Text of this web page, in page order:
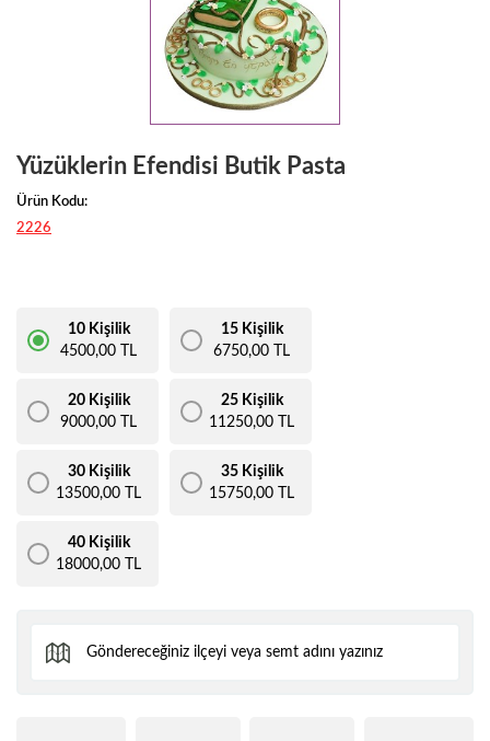
Yüzüklerin Efendisi Butik Pasta
Ürün Kodu:
2226
10 Kişilik
4500,00 TL
15 Kişilik
6750,00 TL
20 Kişilik
9000,00 TL
25 Kişilik
11250,00 TL
30 Kişilik
13500,00 TL
35 Kişilik
15750,00 TL
40 Kişilik
18000,00 TL